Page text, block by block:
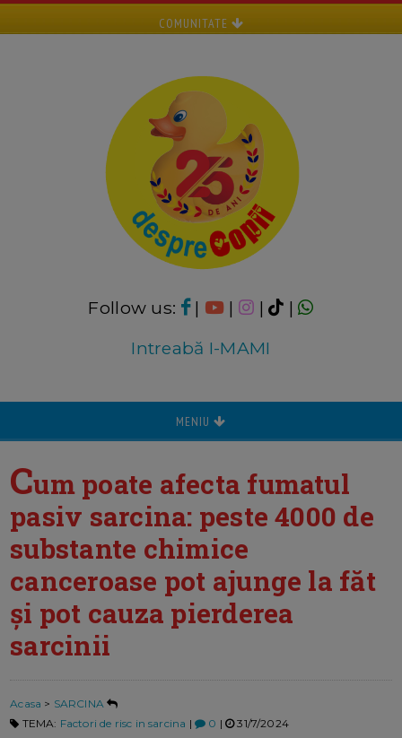
COMUNITATE
Follow us: | | |
|
Intreabă I-MAMI
MENIU
Cum poate afecta fumatul
pasiv sarcina: peste 4000 de
substante chimice
canceroase pot ajunge la făt
și pot cauza pierderea
sarcinii
Acasa > SARCINA
TEMA: Factori de risc in sarcina | 0 | 31/7/2024